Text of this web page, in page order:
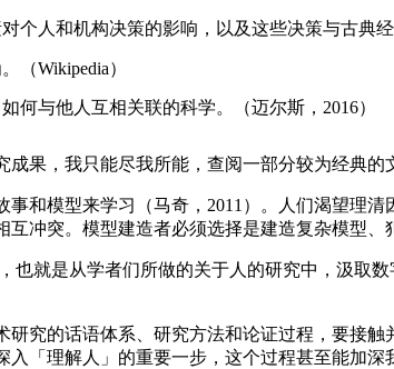
个人和机构决策的影响，以及这些决策与古典
（Wikipedia）
何与他人互相关联的科学。（迈尔斯，2016）
果，我只能尽我所能，查阅一部分较为经典的
和模型来学习（马奇，2011）。人们渴望理
冲突。模型建造者必须选择是建造复杂模型、
也就是从学者们所做的关于人的研究中，汲取
究的话语体系、研究方法和论证过程，要接
「理解人」的重要一步，这个过程甚至能加